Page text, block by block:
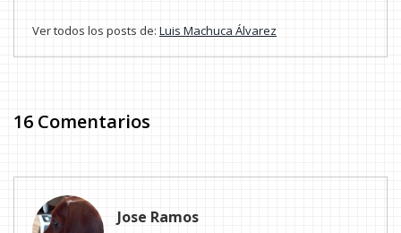
Ver todos los posts de: Luis Machuca Álvarez
16 Comentarios
Jose Ramos